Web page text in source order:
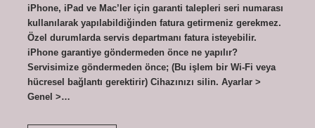
iPhone, iPad ve Mac’ler için garanti talepleri seri numarası
kullanılarak yapılabildiğinden fatura getirmeniz gerekmez.
Özel durumlarda servis departmanı fatura isteyebilir.
iPhone garantiye göndermeden önce ne yapılır?
Servisimize göndermeden önce; (Bu işlem bir Wi-Fi veya
hücresel bağlantı gerektirir) Cihazınızı silin. Ayarlar >
Genel >…